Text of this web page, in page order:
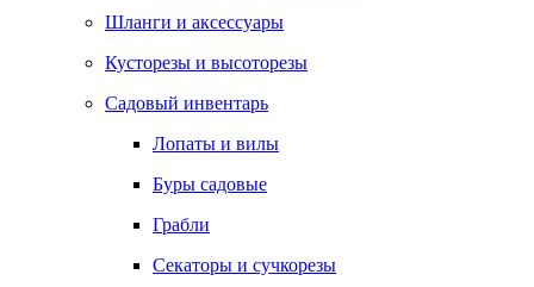
Шланги и аксессуары
Кусторезы и высоторезы
Садовый инвентарь
Лопаты и вилы
Буры садовые
Грабли
Секаторы и сучкорезы